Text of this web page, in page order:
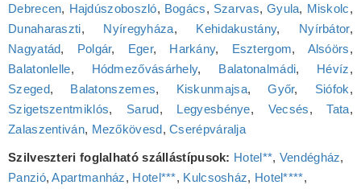
Debrecen, Hajdúszoboszló, Bogács, Szarvas, Gyula, Miskolc,
Dunaharaszti, Nyíregyháza, Kehidakustány, Nyírbátor,
Nagyatád, Polgár, Eger, Harkány, Esztergom, Alsóörs,
Balatonlelle, Hódmezővásárhely, Balatonalmádi, Hévíz,
Szeged, Balatonszemes, Kiskunmajsa,Győr, Siófok,
Szigetszentmiklós, Sarud, Legyesbénye, Vecsés,Tata,
Zalaszentiván, Mezőkövesd,Cserépváralja
Szilveszteri foglalható szállástípusok: Hotel**, Vendégház,
Panzió,Apartmanház, Hotel***, Kulcsosház, Hotel****,